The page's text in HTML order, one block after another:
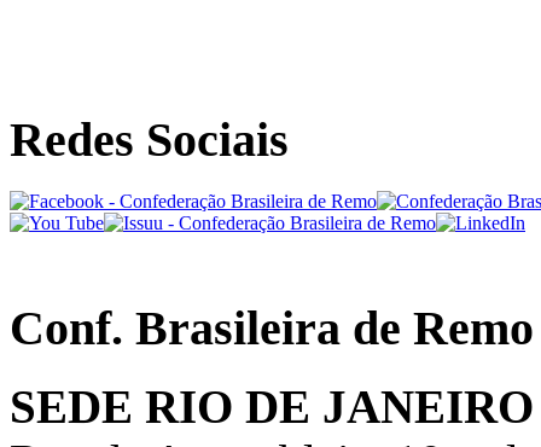
Redes Sociais
Conf. Brasileira de Remo
SEDE RIO DE JANEIRO